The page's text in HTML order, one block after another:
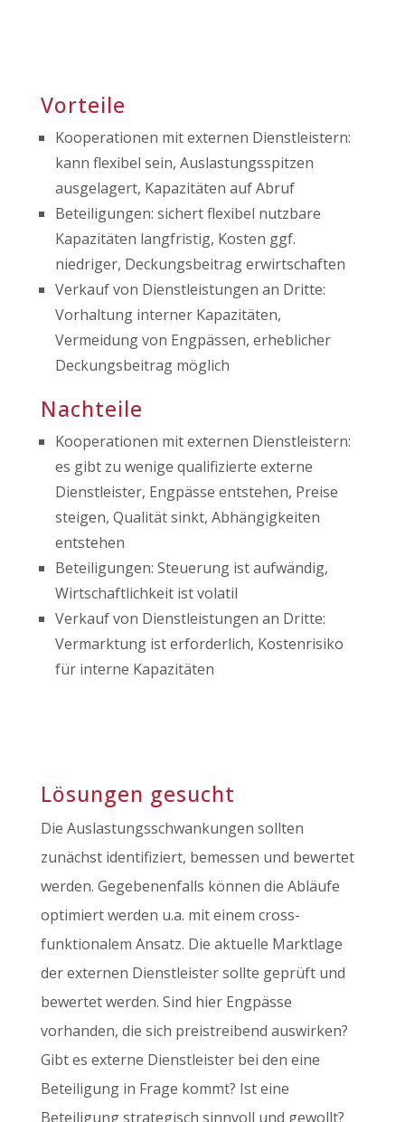
Vorteile
Kooperationen mit externen Dienstleistern:
kann flexibel sein, Auslastungsspitzen
ausgelagert, Kapazitäten auf Abruf
Beteiligungen: sichert flexibel nutzbare
Kapazitäten langfristig, Kosten ggf.
niedriger, Deckungsbeitrag erwirtschaften
Verkauf von Dienstleistungen an Dritte:
Vorhaltung interner Kapazitäten,
Vermeidung von Engpässen, erheblicher
Deckungsbeitrag möglich
Nachteile
Kooperationen mit externen Dienstleistern:
es gibt zu wenige qualifizierte externe
Dienstleister, Engpässe entstehen, Preise
steigen, Qualität sinkt, Abhängigkeiten
entstehen
Beteiligungen: Steuerung ist aufwändig,
Wirtschaftlichkeit ist volatil
Verkauf von Dienstleistungen an Dritte:
Vermarktung ist erforderlich, Kostenrisiko
für interne Kapazitäten
Lösungen gesucht
Die Auslastungsschwankungen sollten
zunächst identifiziert, bemessen und bewertet
werden. Gegebenenfalls können die Abläufe
optimiert werden u.a. mit einem cross-
funktionalem Ansatz. Die aktuelle Marktlage
der externen Dienstleister sollte geprüft und
bewertet werden. Sind hier Engpässe
vorhanden, die sich preistreibend auswirken?
Gibt es externe Dienstleister bei den eine
Beteiligung in Frage kommt? Ist eine
Beteiligung strategisch sinnvoll und gewollt?